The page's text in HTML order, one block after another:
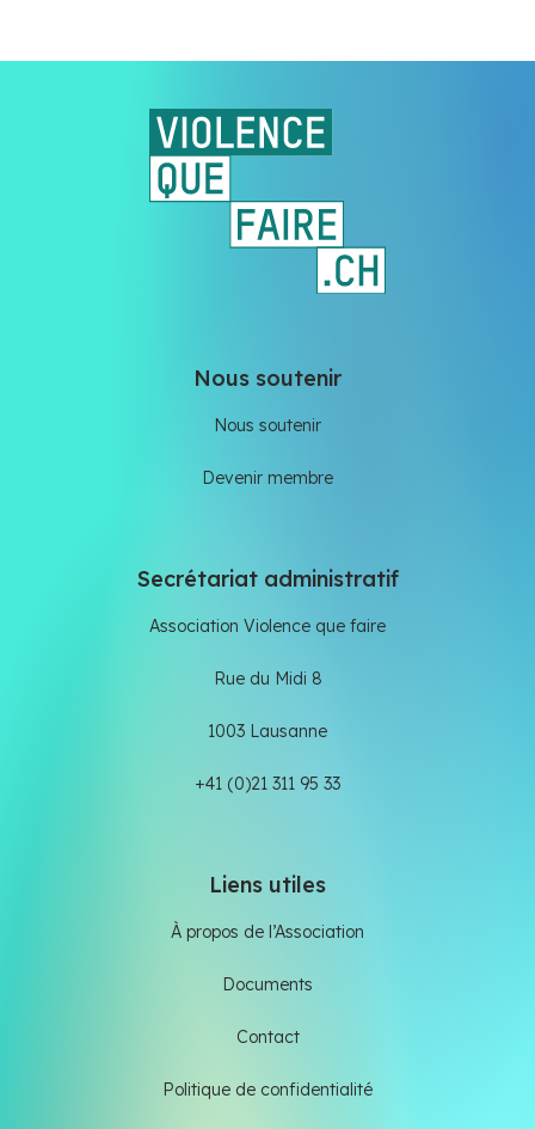
Nous soutenir
Nous soutenir
Devenir membre
Secrétariat administratif
Association Violence que faire
Rue du Midi 8
1003 Lausanne
+41 (0)21 311 95 33
Liens utiles
À propos de l’Association
Documents
Contact
Politique de confidentialité